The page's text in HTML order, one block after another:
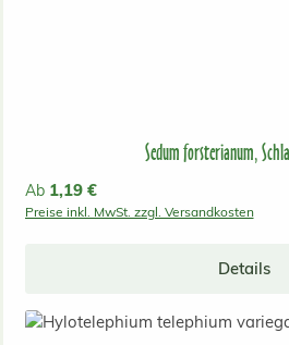
Sedum forsterianum,
Regulärer Preis:
Ab 1,19 €
Preise inkl. MwSt. zzgl. Versandkosten
Details